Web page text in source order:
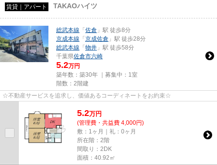
賃貸｜アパート TAKAOハイツ
総武本線 「 佐倉 」駅 徒歩8分
京成本線 「 京成佐倉 」駅 徒歩28分
総武本線 「 物井 」駅 徒歩58分
千葉県佐倉市六崎
5.2万円
築年数：築30年 ｜募集中： 1室
階数：2階建
☆不動産サービスを追求し、価値あるコーディネートをお約束☆
5.2万円
(管理費・共益費 4,000円)
敷：1ヶ月｜礼：0ヶ月
所在階：2階
間取り：2DK
面積：40.92㎡